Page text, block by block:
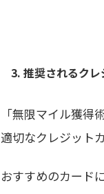
3. 推奨されるク
「無限マイル獲得
適切なクレジット
おすすめのカードに